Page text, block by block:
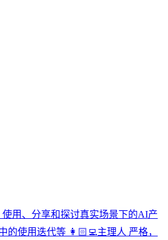
用、分享和探讨真实场景下的AI产
使用迭代等 👩🏻‍💻主理人 严格，